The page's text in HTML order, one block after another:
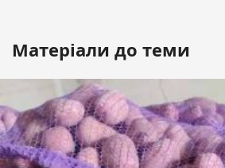
Матеріали до теми